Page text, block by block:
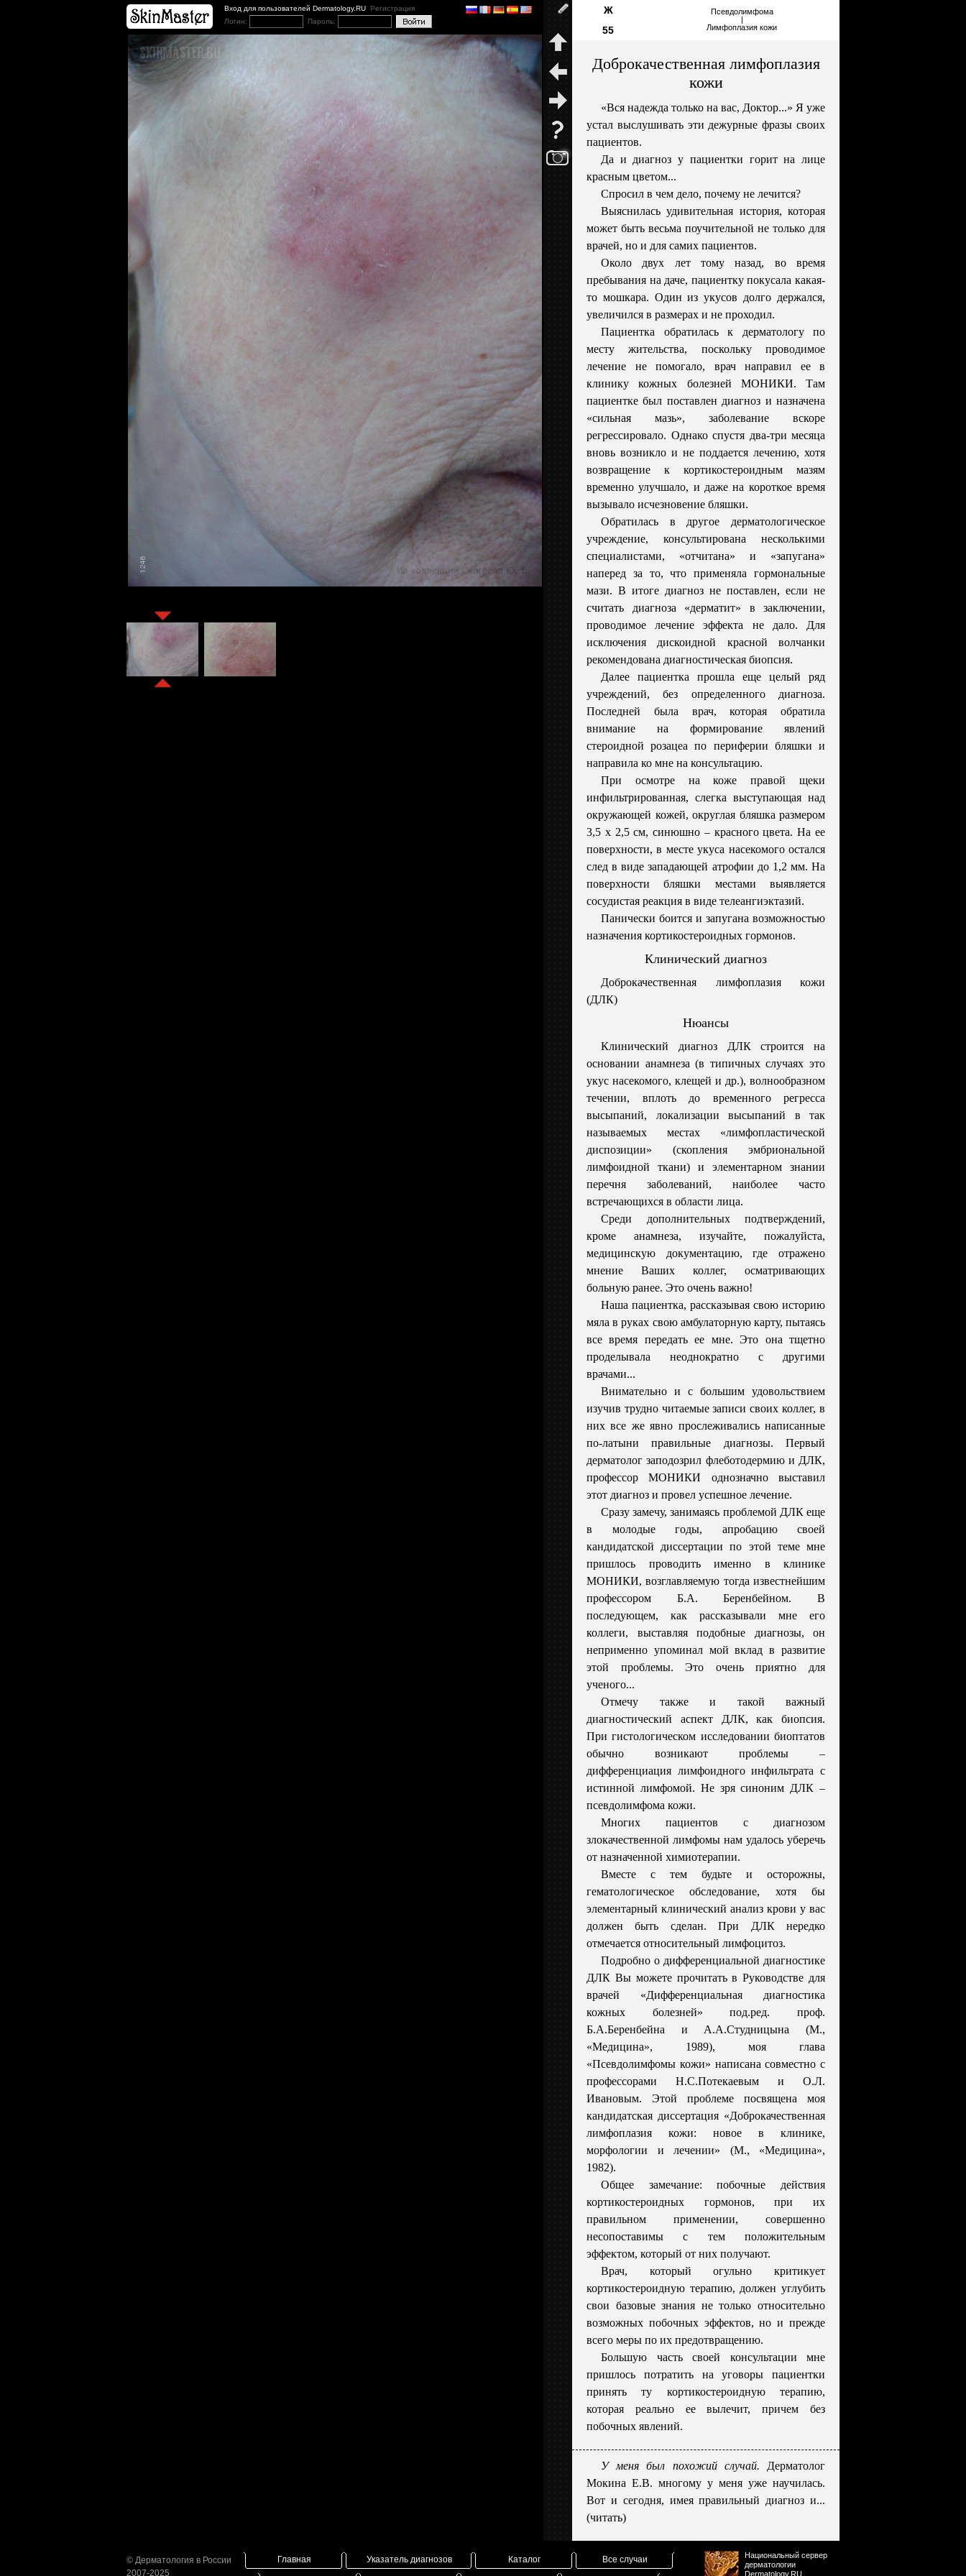
Вход для пользователей Dermatology.RU Регистрация
Логин:
Пароль:
Ж
55
Псевдолимфома
|
Лимфоплазия кожи
Доброкачественная лимфоплазия
кожи
«Вся надежда только на вас, Доктор...» Я уже
устал выслушивать эти дежурные фразы своих
пациентов.
Да и диагноз у пациентки горит на лице
красным цветом...
Спросил в чем дело, почему не лечится?
Выяснилась удивительная история, которая
может быть весьма поучительной не только для
врачей, но и для самих пациентов.
Около двух лет тому назад, во время
пребывания на даче, пациентку покусала какая-
то мошкара. Один из укусов долго держался,
увеличился в размерах и не проходил.
Пациентка обратилась к дерматологу по
месту жительства, поскольку проводимое
лечение не помогало, врач направил ее в
клинику кожных болезней МОНИКИ. Там
пациентке был поставлен диагноз и назначена
«сильная мазь», заболевание вскоре
регрессировало. Однако спустя два-три месяца
вновь возникло и не поддается лечению, хотя
возвращение к кортикостероидным мазям
временно улучшало, и даже на короткое время
вызывало исчезновение бляшки.
Обратилась в другое дерматологическое
учреждение, консультирована несколькими
специалистами, «отчитана» и «запугана»
наперед за то, что применяла гормональные
мази. В итоге диагноз не поставлен, если не
считать диагноза «дерматит» в заключении,
проводимое лечение эффекта не дало. Для
исключения дискоидной красной волчанки
рекомендована диагностическая биопсия.
Далее пациентка прошла еще целый ряд
учреждений, без определенного диагноза.
Последней была врач, которая обратила
внимание на формирование явлений
стероидной розацеа по периферии бляшки и
направила ко мне на консультацию.
При осмотре на коже правой щеки
инфильтрированная, слегка выступающая над
окружающей кожей, округлая бляшка размером
3,5 х 2,5 см, синюшно – красного цвета. На ее
поверхности, в месте укуса насекомого остался
след в виде западающей атрофии до 1,2 мм. На
поверхности бляшки местами выявляется
сосудистая реакция в виде телеангиэктазий.
Панически боится и запугана возможностью
назначения кортикостероидных гормонов.
Клинический диагноз
Доброкачественная лимфоплазия кожи
(ДЛК)
Нюансы
Клинический диагноз ДЛК строится на
основании анамнеза (в типичных случаях это
укус насекомого, клещей и др.), волнообразном
течении, вплоть до временного регресса
высыпаний, локализации высыпаний в так
называемых местах «лимфопластической
диспозиции» (скопления эмбриональной
лимфоидной ткани) и элементарном знании
перечня заболеваний, наиболее часто
встречающихся в области лица.
Среди дополнительных подтверждений,
кроме анамнеза, изучайте, пожалуйста,
медицинскую документацию, где отражено
мнение Ваших коллег, осматривающих
больную ранее. Это очень важно!
Наша пациентка, рассказывая свою историю
мяла в руках свою амбулаторную карту, пытаясь
все время передать ее мне. Это она тщетно
проделывала неоднократно с другими
врачами...
Внимательно и с большим удовольствием
изучив трудно читаемые записи своих коллег, в
них все же явно прослеживались написанные
по-латыни правильные диагнозы. Первый
дерматолог заподозрил флеботодермию и ДЛК,
профессор МОНИКИ однозначно выставил
этот диагноз и провел успешное лечение.
Сразу замечу, занимаясь проблемой ДЛК еще
в молодые годы, апробацию своей
кандидатской диссертации по этой теме мне
пришлось проводить именно в клинике
МОНИКИ, возглавляемую тогда известнейшим
профессором Б.А. Беренбейном. В
последующем, как рассказывали мне его
коллеги, выставляя подобные диагнозы, он
неприменно упоминал мой вклад в развитие
этой проблемы. Это очень приятно для
ученого...
Отмечу также и такой важный
диагностический аспект ДЛК, как биопсия.
При гистологическом исследовании биоптатов
обычно возникают проблемы –
дифференциация лимфоидного инфильтрата с
истинной лимфомой. Не зря синоним ДЛК –
псевдолимфома кожи.
Многих пациентов с диагнозом
злокачественной лимфомы нам удалось уберечь
от назначенной химиотерапии.
Вместе с тем будьте и осторожны,
гематологическое обследование, хотя бы
элементарный клинический анализ крови у вас
должен быть сделан. При ДЛК нередко
отмечается относительный лимфоцитоз.
Подробно о дифференциальной диагностике
ДЛК Вы можете прочитать в Руководстве для
врачей «Дифференциальная диагностика
кожных болезней» под.ред. проф.
Б.А.Беренбейна и А.А.Студницына (М.,
«Медицина», 1989), моя глава
«Псевдолимфомы кожи» написана совместно с
профессорами Н.С.Потекаевым и О.Л.
Ивановым. Этой проблеме посвящена моя
кандидатская диссертация «Доброкачественная
лимфоплазия кожи: новое в клинике,
морфологии и лечении» (М., «Медицина»,
1982).
Общее замечание: побочные действия
кортикостероидных гормонов, при их
правильном применении, совершенно
несопоставимы с тем положительным
эффектом, который от них получают.
Врач, который огульно критикует
кортикостероидную терапию, должен углубить
свои базовые знания не только относительно
возможных побочных эффектов, но и прежде
всего меры по их предотвращению.
Большую часть своей консультации мне
пришлось потратить на уговоры пациентки
принять ту кортикостероидную терапию,
которая реально ее вылечит, причем без
побочных явлений.
У меня был похожий случай.
Дерматолог
Мокина Е.В. многому у меня уже научилась.
Вот и сегодня, имея правильный диагноз и...
(читать)
© Дерматология в России
2007-2025
Главная Указатель диагнозов Каталог Все случаи
Национальный сервер
дерматологии
Dermatology.RU